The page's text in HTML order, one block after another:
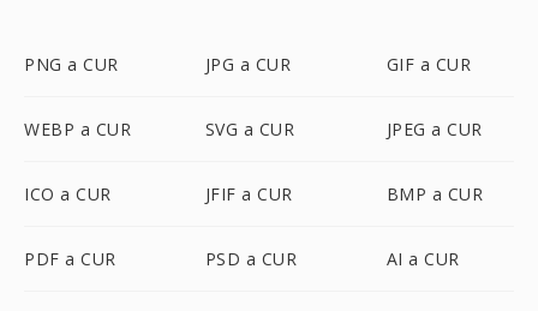
PNG a CUR JPG a CUR GIF a CUR
WEBP a CUR SVG a CUR JPEG a CUR
ICO a CUR JFIF a CUR BMP a CUR
PDF a CUR PSD a CUR AI a CUR